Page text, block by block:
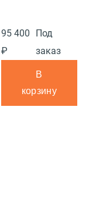
95 400
₽
Под
заказ
В
корзину